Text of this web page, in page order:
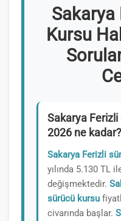
Sakarya
Kursu
Sakarya Ferizli
2026 ne kadar?
Sakarya Ferizli
yılında 5.130 TL
değişmektedir.
sürücü kursu
civarında başlar.